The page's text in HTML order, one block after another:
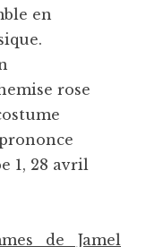
en
rose
1, 28 avril
de Jamel